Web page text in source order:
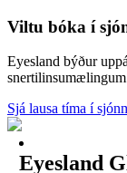
Viltu bóka í
Eyesland býður
Sjá lausa tíma í
Eyesland